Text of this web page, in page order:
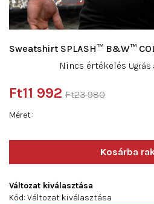
Méret
Ft23 980
Ft11 992
Változat kiválasztása
Kód: Változat kiválasztása
Sweatshirt SPLASH™ B&W™
átlagos
értékelése
5-
Nincs értékelés Ugrás